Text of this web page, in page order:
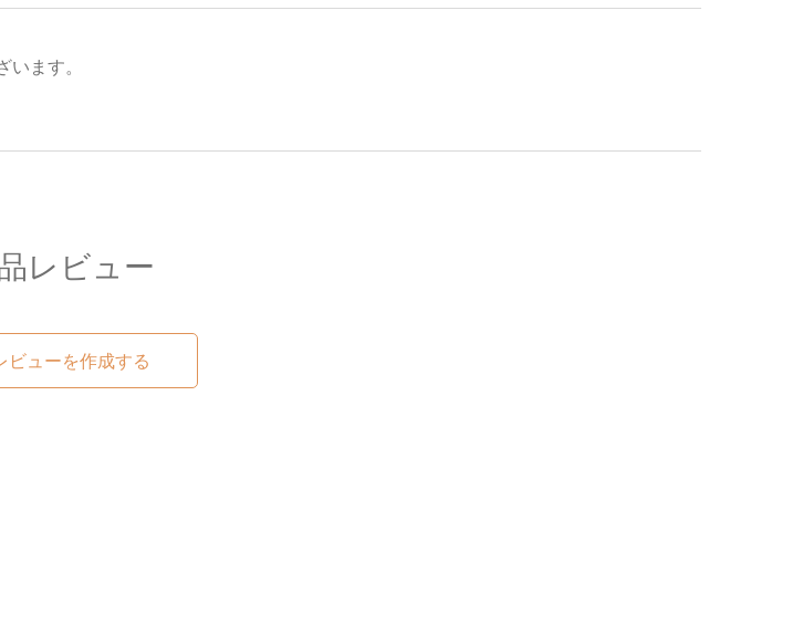
ます。
レビュー
ビューを作成する